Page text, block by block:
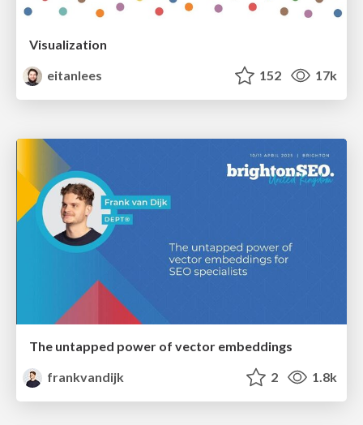
Visualization
eitanlees
152 17k
The untapped power of vector embeddings
frankvandijk
2 1.8k